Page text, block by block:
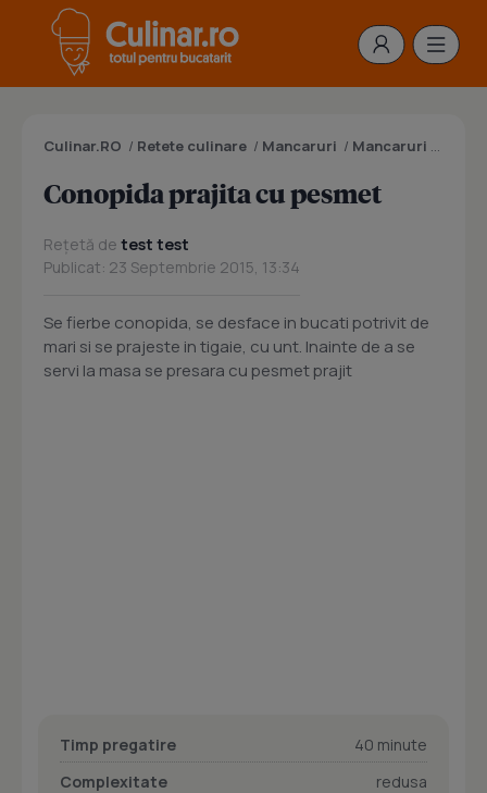
Culinar.RO / Retete culinare / Mancaruri / Mancaruri cu legume
Conopida prajita cu pesmet
Rețetă de test test
Publicat: 23 Septembrie 2015, 13:34
Se fierbe conopida, se desface in bucati potrivit de
mari si se prajeste in tigaie, cu unt. Inainte de a se
servi la masa se presara cu pesmet prajit
Timp pregatire
40 minute
Complexitate
redusa